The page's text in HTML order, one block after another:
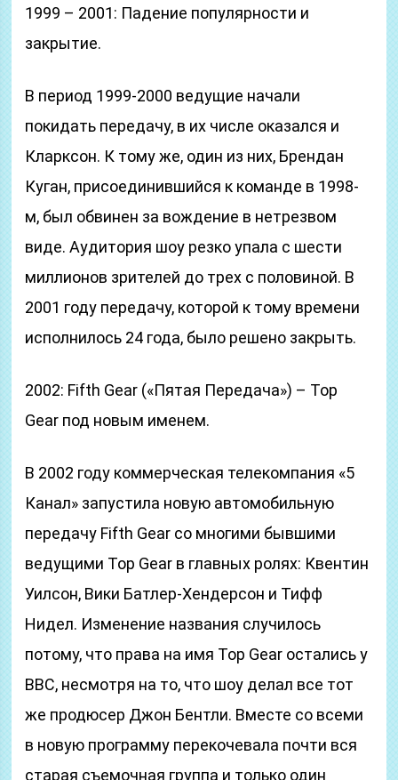
1999 – 2001: Падение популярности и
закрытие.
В период 1999-2000 ведущие начали
покидать передачу, в их числе оказался и
Кларксон. К тому же, один из них, Брендан
Куган, присоединившийся к команде в 1998-
м, был обвинен за вождение в нетрезвом
виде. Аудитория шоу резко упала с шести
миллионов зрителей до трех с половиной. В
2001 году передачу, которой к тому времени
исполнилось 24 года, было решено закрыть.
2002: Fifth Gear («Пятая Передача») – Top
Gear под новым именем.
В 2002 году коммерческая телекомпания «5
Канал» запустила новую автомобильную
передачу Fifth Gear со многими бывшими
ведущими Top Gear в главных ролях: Квентин
Уилсон, Вики Батлер-Хендерсон и Тифф
Нидел. Изменение названия случилось
потому, что права на имя Top Gear остались у
BBC, несмотря на то, что шоу делал все тот
же продюсер Джон Бентли. Вместе со всеми
в новую программу перекочевала почти вся
старая съемочная группа и только один